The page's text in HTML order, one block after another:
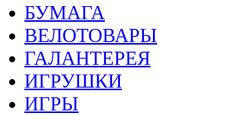
БУМАГА
ВЕЛОТОВАРЫ
ГАЛАНТЕРЕЯ
ИГРУШКИ
ИГРЫ